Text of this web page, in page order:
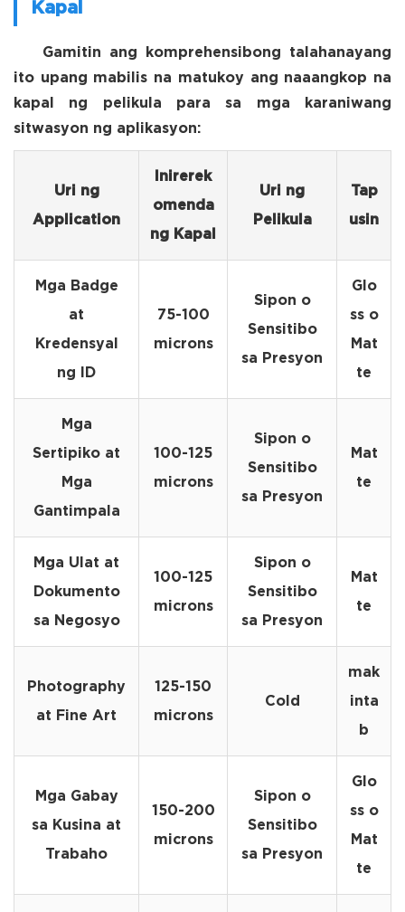
Kapal
Gamitin ang komprehensibong talahanayang
ito upang mabilis na matukoy ang naaangkop na
kapal ng pelikula para sa mga karaniwang
sitwasyon ng aplikasyon:
Uri ng
Application
Inirerek
omenda
ng Kapal
Uri ng
Pelikula
Tap
usin
Mga Badge
at
Kredensyal
ng ID
75-100
microns
Sipon o
Sensitibo
sa Presyon
Glo
ss o
Mat
te
Mga
Sertipiko at
Mga
Gantimpala
100-125
microns
Sipon o
Sensitibo
sa Presyon
Mat
te
Mga Ulat at
Dokumento
sa Negosyo
100-125
microns
Sipon o
Sensitibo
sa Presyon
Mat
te
Photography
at Fine Art
125-150
microns
Cold
mak
inta
b
Mga Gabay
sa Kusina at
Trabaho
150-200
microns
Sipon o
Sensitibo
sa Presyon
Glo
ss o
Mat
te